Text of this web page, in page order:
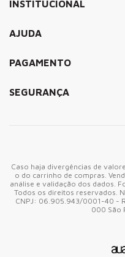
INSTITUCIONAL
AJUDA
PAGAMENTO
SEGURANÇA
Caso haja divergências de
o do carrinho de compras.
análise e validação dos dados.
Todos os direitos reservados.
CNPJ: 06.905.943/0001-40 -
000 São